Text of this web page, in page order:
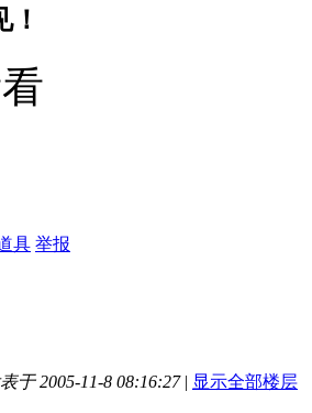
！
具 举报
于 2005-11-8 08:16:27 | 显示全部楼层